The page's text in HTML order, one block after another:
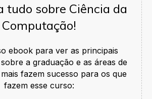
tudo sobre Ciência da
Computação!
ebook para ver as principais
a graduação e as áreas de
fazem sucesso para os que
fazem esse curso: